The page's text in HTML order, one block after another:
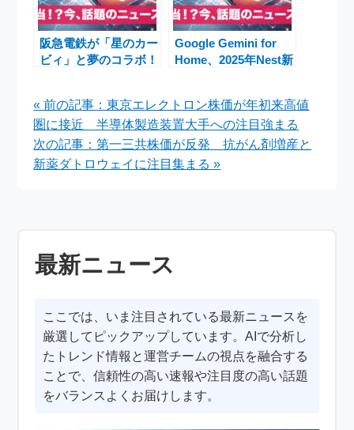
阪急電鉄が「星のカー
ビィ」と夢のコラボ！
限定グッズ発売
Google Gemini for
Home、2025年Nest新
« 前の記事：東京エレクトロン株価が年初来高値
圏に接近 半導体製造装置大手への注目強まる
次の記事：第一三共株価が反発 抗がん剤増産と
新薬ダトロウェイに注目集まる »
最新ニュース
ここでは、いま注目されている最新ニュースを
厳選してピックアップしています。AIで分析し
たトレンド情報と運営チームの視点を融合する
ことで、信頼性の高い速報や注目度の高い話題
をバランスよくお届けします。